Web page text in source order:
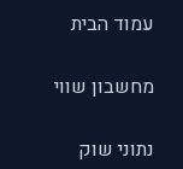
עמוד הבית
מחשבון שווי
נתוני שוק